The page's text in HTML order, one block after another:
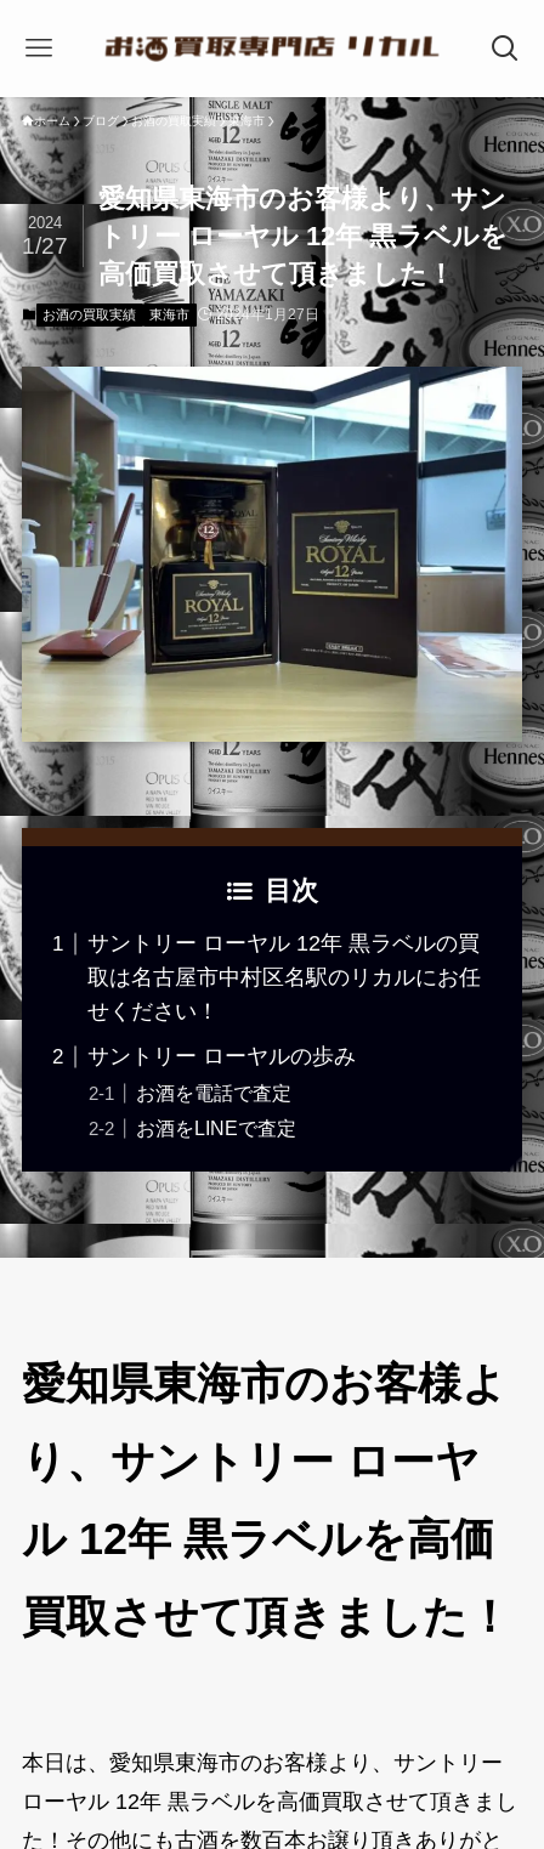
ホーム ブログ お酒の買取実績 東海市
愛知県東海市のお客様より、サン
トリー ローヤル 12年 黒ラベルを
高価買取させて頂きました！
2024
1/27
お酒の買取実績 東海市 2024年1月27日
目次
サントリー ローヤル 12年 黒ラベルの買
取は名古屋市中村区名駅のリカルにお任
せください！
サントリー ローヤルの歩み
お酒を電話で査定
お酒をLINEで査定
愛知県東海市のお客様よ
り、サントリー ローヤ
ル 12年 黒ラベルを高価
買取させて頂きました！
本日は、愛知県東海市のお客様より、サントリー
ローヤル 12年 黒ラベルを高価買取させて頂きまし
た！その他にも古酒を数百本お譲り頂きありがと